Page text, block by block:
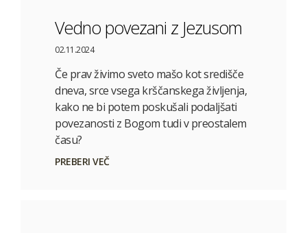
Vedno povezani z Jezusom
02.11.2024
Če prav živimo sveto mašo kot središče
dneva, srce vsega krščanskega življenja,
kako ne bi potem poskušali podaljšati
povezanosti z Bogom tudi v preostalem
času?
PREBERI VEČ